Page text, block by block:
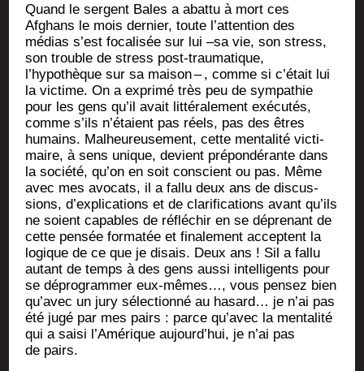
Quand le ser­gent Bales a abat­tu à mort ces
Afghans le mois der­nier, toute l’attention des
médias s’est foca­li­sée sur lui –sa vie, son stress,
son trouble de stress post-trau­ma­tique,
l’hypothèque sur sa mai­son – , comme si c’était lui
la vic­time. On a expri­mé très peu de sym­pa­thie
pour les gens qu’il avait lit­té­ra­le­ment exé­cu­tés,
comme s’ils n’étaient pas réels, pas des êtres
humains. Mal­heu­reu­se­ment, cette men­ta­li­té vic­ti­
maire, à sens unique, devient pré­pon­dé­rante dans
la socié­té, qu’on en soit conscient ou pas. Même
avec mes avo­cats, il a fal­lu deux ans de dis­cus­
sions, d’explications et de cla­ri­fi­ca­tions avant qu’ils
ne soient capables de réflé­chir en se dépre­nant de
cette pen­sée for­ma­tée et fina­le­ment acceptent la
logique de ce que je disais. Deux ans ! Sil a fal­lu
autant de temps à des gens aus­si intel­li­gents pour
se dépro­gram­mer eux-mêmes…, vous pen­sez bien
qu’avec un jury sélec­tion­né au hasard… je n’ai pas
été jugé par mes pairs : parce qu’avec la men­ta­li­té
qui a sai­si l’Amérique aujourd’hui, je n’ai pas
de pairs.